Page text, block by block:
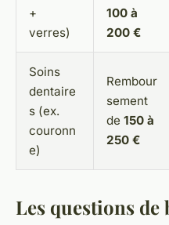
+
verres)
100 à
200 €
Soins
dentaire
s (ex.
couronn
e)
Rembour
sement
de 150 à
250 €
Les questions de